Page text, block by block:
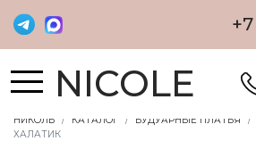
NICOLE
НИКОЛЬ КАТАЛОГ БУДУАРНЫЕ ПЛАТЬЯ
ХАЛАТИК